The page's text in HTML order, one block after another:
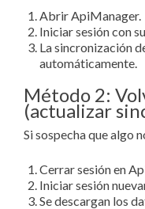
Abrir ApiManager.
Iniciar sesión con
La sincronización
automáticamente.
Método 2:
(actualizar
Si sospecha que algo
Cerrar sesión en
Iniciar sesión
Se descargan los